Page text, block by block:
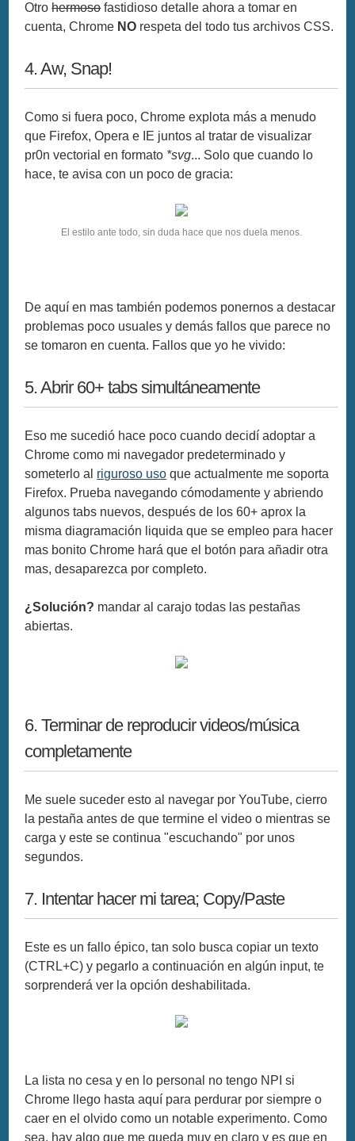
Otrohermosofastidioso detalle ahora a tomar en
cuenta, Chrome NO respeta del todo tus archivos CSS.
4. Aw, Snap!
Como si fuera poco, Chrome explota más a menudo
que Firefox, Opera e IE juntos al tratar de visualizar
pr0n vectorial en formato *svg... Solo que cuando lo
hace, te avisa con un poco de gracia:
El estilo ante todo, sin duda hace que nos duela menos.
De aquí en mas también podemos ponernos a destacar
problemas poco usuales y demás fallos que parece no
se tomaron en cuenta. Fallos que yo he vivido:
5. Abrir 60+ tabs simultáneamente
Eso me sucedió hace poco cuando decidí adoptar a
Chrome como mi navegador predeterminado y
someterlo al riguroso uso que actualmente me soporta
Firefox. Prueba navegando cómodamente y abriendo
algunos tabs nuevos, después de los 60+ aprox la
misma diagramación liquida que se empleo para hacer
mas bonito Chrome hará que el botón para añadir otra
mas, desaparezca por completo.
¿Solución? mandar al carajo todas las pestañas
abiertas.
6. Terminar de reproducir videos/música
completamente
Me suele suceder esto al navegar por YouTube, cierro
la pestaña antes de que termine el video o mientras se
carga y este se continua "escuchando" por unos
segundos.
7. Intentar hacer mi tarea; Copy/Paste
Este es un fallo épico, tan solo busca copiar un texto
(CTRL+C) y pegarlo a continuación en algún input, te
sorprenderá ver la opción deshabilitada.
La lista no cesa y en lo personal no tengo NPI si
Chrome llego hasta aquí para perdurar por siempre o
caer en el olvido como un notable experimento. Como
sea, hay algo que me queda muy en claro y es que en